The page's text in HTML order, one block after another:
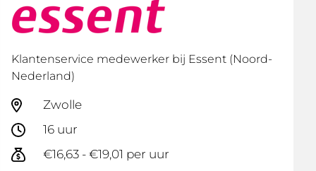
Klantenservice medewerker bij Essent (Noord-
Nederland)
Zwolle
16 uur
€16,63 - €19,01 per uur